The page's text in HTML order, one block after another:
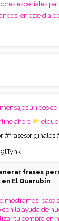
especiales
en este día
mensajes únicos
ahora
#frasesoriginales
frases
El Querubín
mostramos, paso
con la ayuda de
tu compra en